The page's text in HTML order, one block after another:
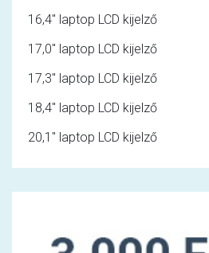
16,4" laptop LCD kijelző
17,0" laptop LCD kijelző
17,3" laptop LCD kijelző
18,4" laptop LCD kijelző
20,1" laptop LCD kijelző